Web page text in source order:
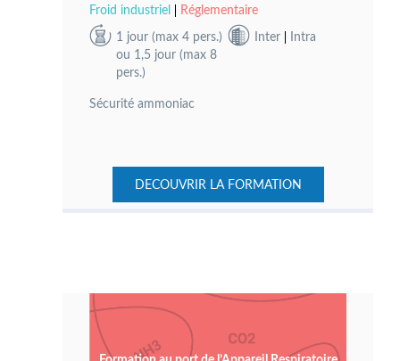
Froid industriel
Réglementaire
1 jour (max 4 pers.)
ou 1,5 jour (max 8
pers.)
Inter Intra
Sécurité ammoniac
DECOUVRIR LA FORMATION